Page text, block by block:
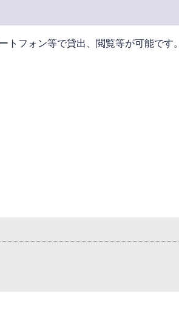
フォン等で貸出、閲覧等が可能です。